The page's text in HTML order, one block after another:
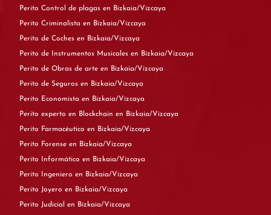
Perito Control de plagas en Bizkaia/Vizcaya
Perito Criminalista en Bizkaia/Vizcaya
Perito de Coches en Bizkaia/Vizcaya
Perito de Instrumentos Musicales en Bizkaia/Vizcaya
Perito de Obras de arte en Bizkaia/Vizcaya
Perito de Seguros en Bizkaia/Vizcaya
Perito Economista en Bizkaia/Vizcaya
Perito experto en Blockchain en Bizkaia/Vizcaya
Perito Farmacéutico en Bizkaia/Vizcaya
Perito Forense en Bizkaia/Vizcaya
Perito Informático en Bizkaia/Vizcaya
Perito Ingeniero en Bizkaia/Vizcaya
Perito Joyero en Bizkaia/Vizcaya
Perito Judicial en Bizkaia/Vizcaya